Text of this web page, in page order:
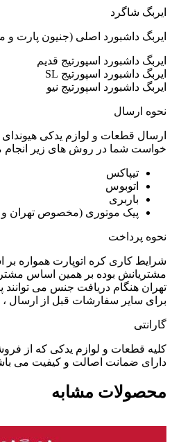
ایربگ شاگرد
ایربگ داشبورد اصلی (جنیون پارت و
ایربگ داشبورد اسپورتیج قدیم
ایربگ داشبورد اسپورتیج SL
ایربگ داشبورد اسپورتیج نیو
نحوه ارسال
ارسال قطعات و لوازم یدکی هیوندای
خواست شما در روش های زیر
تیپاکس
اتوبوس
باربری
پیک موتوری (مخصوص تهران
نحوه پرداخت
شرایط کاری کره اتوپارت همواره بر
مشتریانش بوده بر همین اساس
تهران هنگام دریافت جنس می توانند
برای سایر سفارشات قبل از ارسال ،
گارانتی
کلیه قطعات و لوازم یدکی که از
دارای ضمانت اصالت و کیفیت می
محصولات مشابه